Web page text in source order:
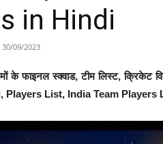
in Hindi
30/09/2023
के फाइनल स्क्वाड, टीम लिस्ट,
Players List, India Team